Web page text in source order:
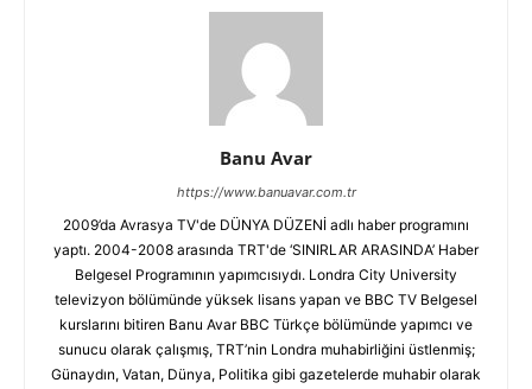
Banu Avar
https://www.banuavar.com.tr
2009’da Avrasya TV'de DÜNYA DÜZENİ adlı haber programını
yaptı. 2004-2008 arasında TRT'de ‘SINIRLAR ARASINDA’ Haber
Belgesel Programının yapımcısıydı. Londra City University
televizyon bölümünde yüksek lisans yapan ve BBC TV Belgesel
kurslarını bitiren Banu Avar BBC Türkçe bölümünde yapımcı ve
sunucu olarak çalışmış, TRT’nin Londra muhabirliğini üstlenmiş;
Günaydın, Vatan, Dünya, Politika gibi gazetelerde muhabir olarak